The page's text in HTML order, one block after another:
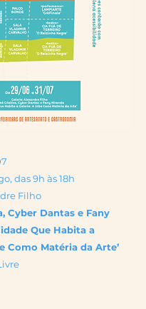
das 9h às 18h
Filho
Cyber Dantas e Fany
Que Habita a
Como Matéria da Arte’